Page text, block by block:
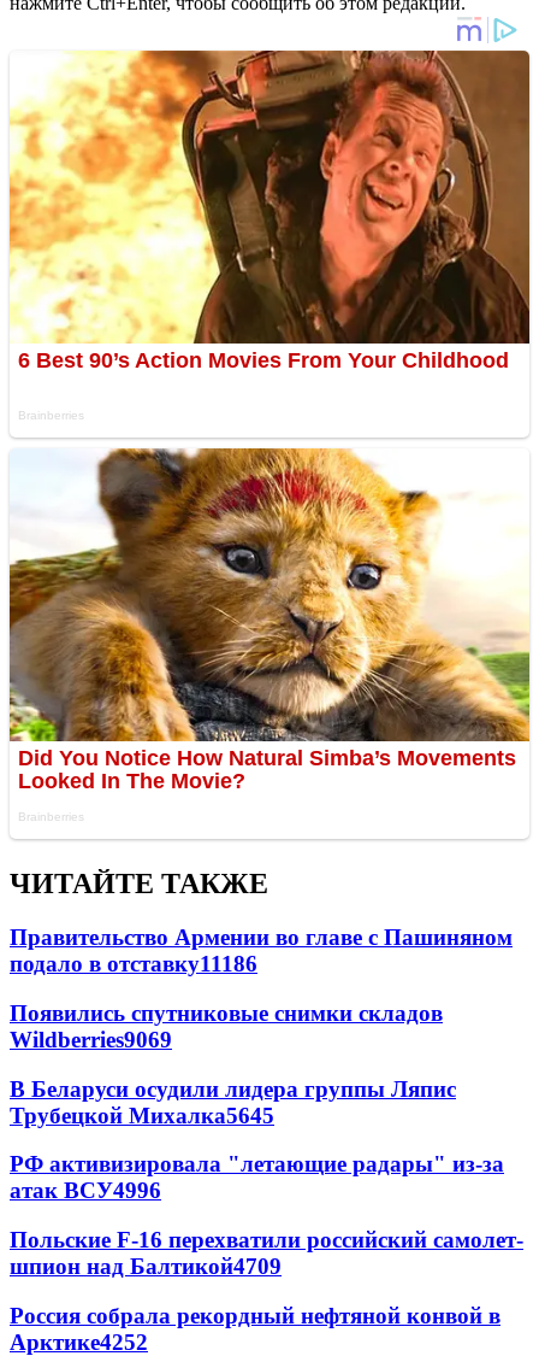
ЧИТАЙТЕ ТАКЖЕ
Правительство Армении во главе с Пашиняном
подало в отставку11186
Появились спутниковые снимки складов
Wildberries9069
В Беларуси осудили лидера группы Ляпис
Трубецкой Михалка5645
РФ активизировала "летающие радары" из-за
атак ВСУ4996
Польские F-16 перехватили российский самолет-
шпион над Балтикой4709
Россия собрала рекордный нефтяной конвой в
Арктике4252